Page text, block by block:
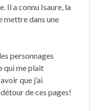
Il a connu Isaure, la
mettre dans une
personnages
qui me plait
que j’ai
de ces pages!